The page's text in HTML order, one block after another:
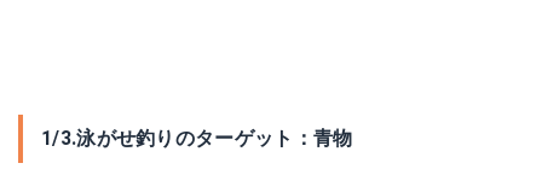
1/3.泳がせ釣りのターゲット：青物